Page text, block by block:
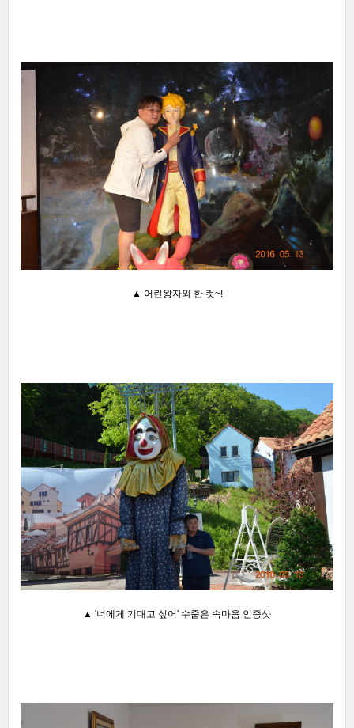
▲ 어린왕자와 한 컷~!
▲ '너에게 기대고 싶어' 수줍은 속마음 인증샷